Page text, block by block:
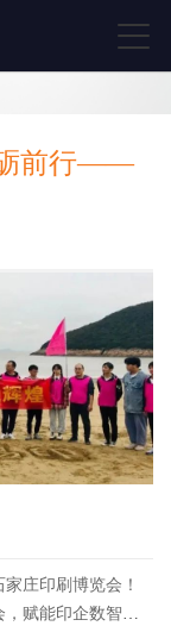
砺前行——
庄印刷博览会！
印企数智化建设！